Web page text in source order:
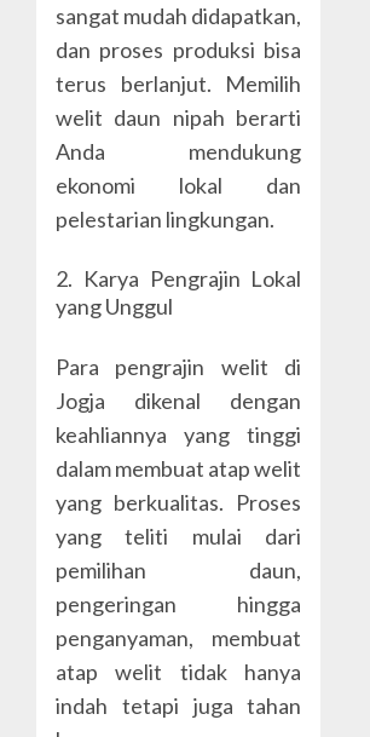
sangat mudah didapatkan,
dan proses produksi bisa
terus berlanjut. Memilih
welit daun nipah berarti
Anda mendukung
ekonomi lokal dan
pelestarian lingkungan.
2. Karya Pengrajin Lokal
yang Unggul
Para pengrajin welit di
Jogja dikenal dengan
keahliannya yang tinggi
dalam membuat atap welit
yang berkualitas. Proses
yang teliti mulai dari
pemilihan daun,
pengeringan hingga
penganyaman, membuat
atap welit tidak hanya
indah tetapi juga tahan